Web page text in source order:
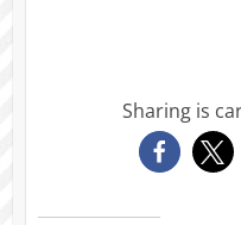
Sharing is